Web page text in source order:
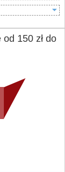
150 zł do